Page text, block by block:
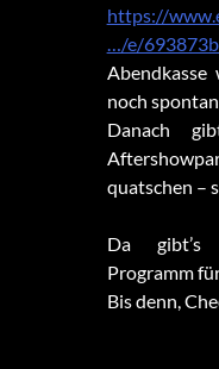
https://
…/e/
Abendkasse
noch
Danach
quatschen –
Da gibt’s
Programm
Bis denn,